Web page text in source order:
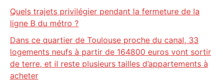
Quels trajets privilégier pendant la fermeture de la
ligne B du métro ?
Dans ce quartier de Toulouse proche du canal, 33
logements neufs à partir de 164800 euros vont sortir
de terre, et il reste plusieurs tailles d’appartements à
acheter